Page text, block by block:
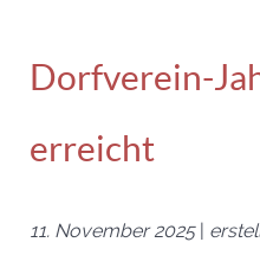
Dorfverein-
erreicht
11. November 2025 |